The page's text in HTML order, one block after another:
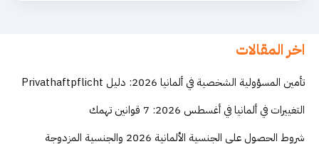
اخر المقالات
تأمين المسؤولية الشخصية في ألمانيا 2026: دليل Privathaftpflicht
التغييرات في ألمانيا في أغسطس 2026: 7 قوانين تهمك
شروط الحصول على الجنسية الألمانية 2026 والجنسية المزدوجة